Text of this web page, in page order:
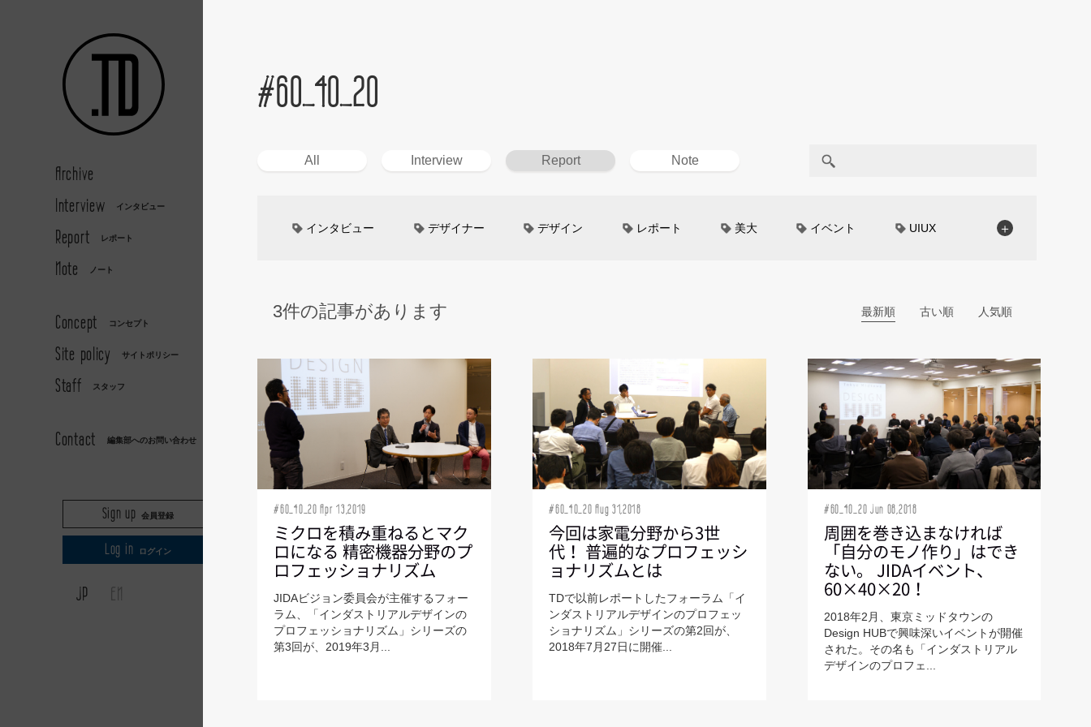
Archive
Interview
インタビュー
Report レポート
Note ノート
Concept コンセプト
Site policy サイトポリシー
Staff スタッフ
Contact 編集部へのお問い合わせ
Sign up 会員登録
Log in ログイン
JP
#60_40_20
All Interview Report Note
＋
インタビュー デザイナー デザイン レポート 美大 イベント UIUX
デザイナーというしごと TomMatano
AXIS
3件の記事があります
#60_40_20 Apr 13,2019
ミクロを積み重ねるとマク
ロになる 精密機器分野のプ
ロフェッショナリズム
JIDAビジョン委員会が主催するフォー
ラム、「インダストリアルデザインの
プロフェッショナリズム」シリーズの
第3回が、2019年3月...
#60_40_20 Aug 31,2018
今回は家電分野から3世
代！ 普遍的なプロフェッシ
ョナリズムとは
TDで以前レポートしたフォーラム「イ
ンダストリアルデザインのプロフェッ
ショナリズム」シリーズの第2回が、
2018年7月27日に開催...
#60_40_20 Jun 08,2018
周囲を巻き込まなければ
「自分のモノ作り」はでき
ない。 JIDAイベント、
60×40×20！
2018年2月、東京ミッドタウンの
Design HUBで興味深いイベントが開催
された。その名も「インダストリアル
デザインのプロフェ...